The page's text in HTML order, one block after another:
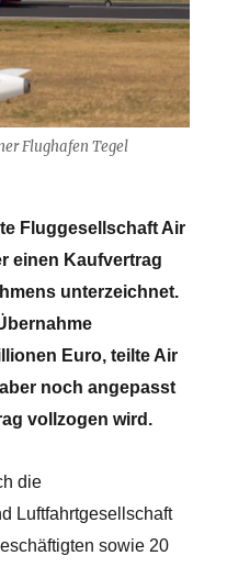
Flughafen Tegel
Fluggesellschaft Air
einen Kaufvertrag
unterzeichnet.
Euro, teilte Air
noch angepasst
vollzogen wird.
die
Luftfahrtgesellschaft
sowie 20